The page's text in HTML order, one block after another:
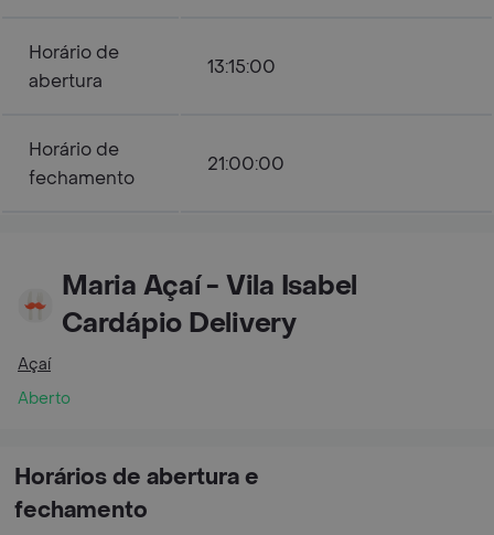
Horário de
abertura
13:15:00
Horário de
fechamento
21:00:00
Maria Açaí - Vila Isabel
Cardápio Delivery
Açaí
Aberto
Horários de abertura e
fechamento